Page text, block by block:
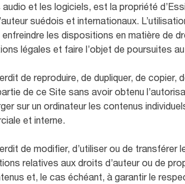
audio et les logiciels, est la propriété
suédois et internationaux.
les dispositions en matière de
légales et faire l’objet de poursuites
de reproduire, de dupliquer, de copier,
de ce Site sans avoir obtenu
sur un ordinateur les contenus
et interne.
de modifier, d’utiliser ou de
relatives aux droits d’auteur ou de
et, le cas échéant, à garantir le